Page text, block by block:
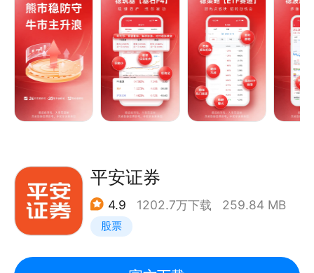
【稳榜单】识价值，辨趋势，轻松选出稳标的，能涨更
抗跌
【个股三分钟】星级评定快速看，剔除雷暴更安全
【天眼盯盘】网罗行情热点，识别市场风口
稳操作，赚得到守得住
【操盘线】B点提示机会，S点提示风险，一个信号分
【顺势龙腾】趋势、主力、股性，3大维度，抓主升波
稳体系，一课入门，先稳后强
【第一课】五节精讲，一课入门！趋势ETF战法，赚的
平安证券
4.9 1202.7万下载 259.84 MB
股票